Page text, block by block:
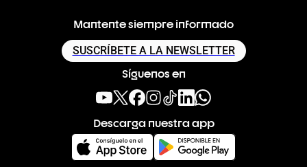
Mantente siempre informado
SUSCRÍBETE A LA NEWSLETTER
Síguenos en
Descarga nuestra app